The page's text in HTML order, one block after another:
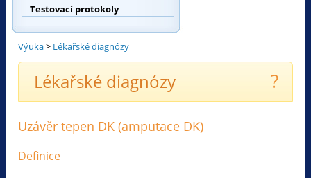
Testovací protokoly
Výuka> Lékařské diagnózy
Lékařské diagnózy ?
Uzávěr tepen DK (amputace DK)
Definice